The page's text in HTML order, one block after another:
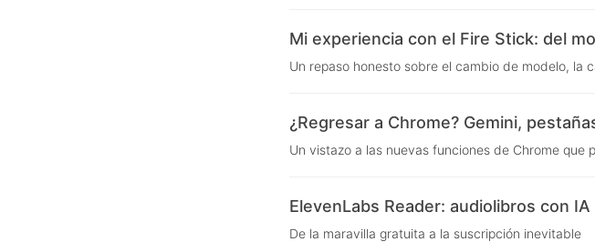
Mi experiencia con el Fire Stick: del
Un repaso honesto sobre el cambio de modelo, la
¿Regresar a Chrome? Gemini,
Un vistazo a las nuevas funciones de Chrome que
ElevenLabs Reader: audiolibros con
De la maravilla gratuita a la suscripción inevitable